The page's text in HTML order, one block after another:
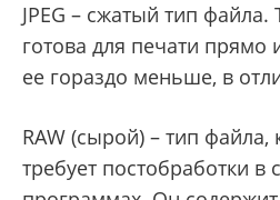
JPEG – сжатый тип
готова для печати прямо
ее гораздо меньше, в
RAW (сырой) – тип
требует постобработки в